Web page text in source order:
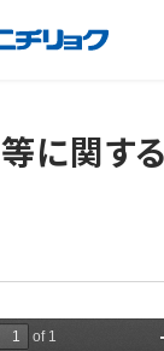
に関す